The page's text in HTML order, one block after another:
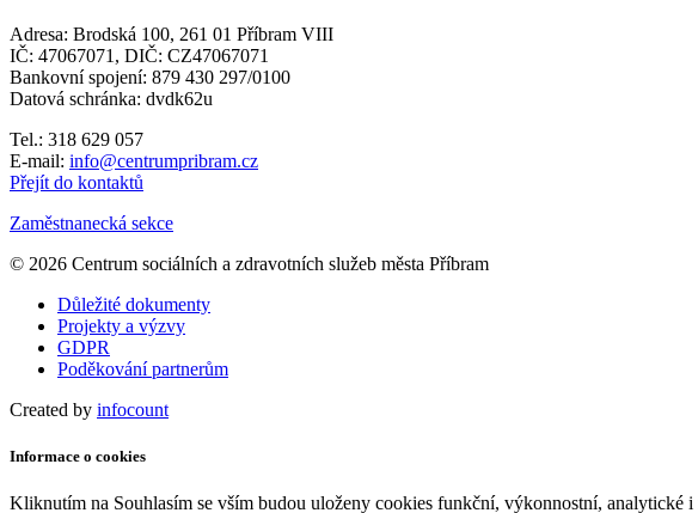
Adresa: Brodská 100, 261 01 Příbram VIII
IČ: 47067071, DIČ: CZ47067071
Bankovní spojení: 879 430 297/0100
Datová schránka: dvdk62u
Tel.: 318 629 057
E-mail: info@centrumpribram.cz
Přejít do kontaktů
Zaměstnanecká sekce
© 2026 Centrum sociálních a zdravotních služeb města Příbram
Důležité dokumenty
Projekty a výzvy
GDPR
Poděkování partnerům
Created by infocount
Informace o cookies
Kliknutím na Souhlasím se vším budou uloženy cookies funkční, výkonnostní,